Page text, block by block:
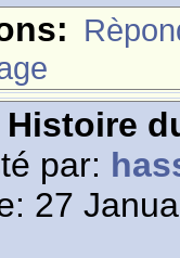
Histoire
par:
27